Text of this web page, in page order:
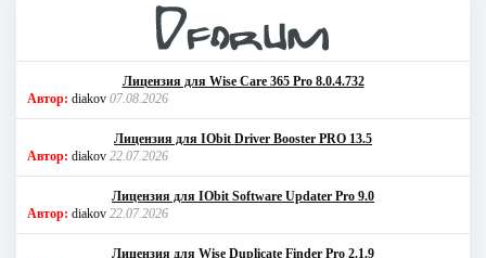
Лицензия для Wise Care 365 Pro 8.0.4.732
Автор: diakov 07.08.2026
Лицензия для IObit Driver Booster PRO 13.5
Автор: diakov 22.07.2026
Лицензия для IObit Software Updater Pro 9.0
Автор: diakov 22.07.2026
Лицензия для Wise Duplicate Finder Pro 2.1.9